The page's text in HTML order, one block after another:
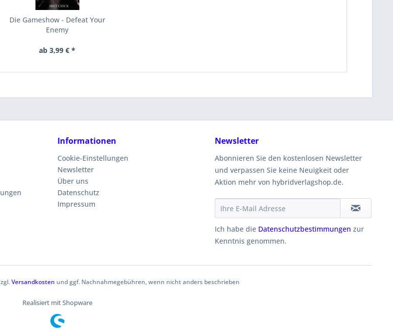
Die Gameshow - Defeat Your
Enemy
ab 3,99 € *
Informationen
Cookie-Einstellungen
Newsletter
Über uns
Datenschutz
Impressum
Newsletter
Abonnieren Sie den kostenlosen Newsletter
und verpassen Sie keine Neuigkeit oder
Aktion mehr von hybridverlagshop.de.
Ich habe die Datenschutzbestimmungen zur
Kenntnis genommen.
Versandkosten und ggf. Nachnahmegebühren, wenn nicht anders beschrieben
Realisiert mit Shopware